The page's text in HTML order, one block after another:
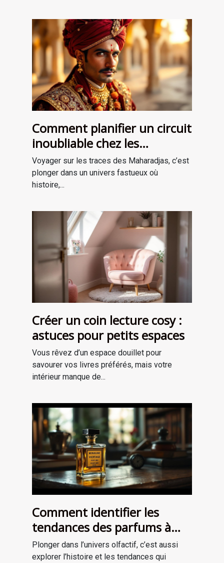
Comment planifier un circuit
inoubliable chez les
Maharadjas ?
Voyager sur les traces des Maharadjas, c’est
plonger dans un univers fastueux où
histoire,...
Créer un coin lecture cosy :
astuces pour petits espaces
Vous rêvez d’un espace douillet pour
savourer vos livres préférés, mais votre
intérieur manque de...
Comment identifier les
tendances des parfums à
travers les époques ?
Plonger dans l’univers olfactif, c’est aussi
explorer l’histoire et les tendances qui